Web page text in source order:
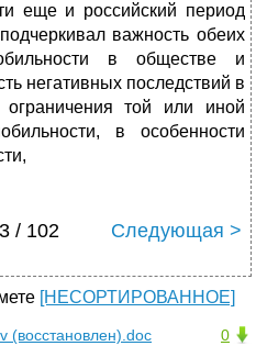
еще и российский период
важность обеих
в обществе и
негативных последствий в
ограничения той или иной
в особенности
/ 102 Следующая >
[НЕСОРТИРОВАННОЕ]
0
(восстановлен).doc